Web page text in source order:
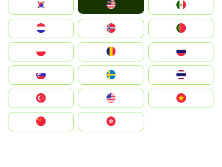
South Korea
United States
中國香港特別行政區